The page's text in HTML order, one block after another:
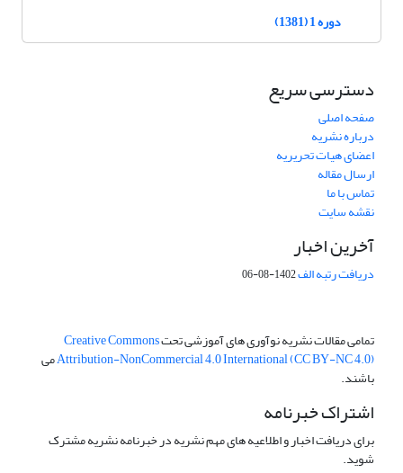
دوره 1 (1381)
دسترسی سریع
صفحه اصلی
درباره نشریه
اعضای هیات تحریریه
ارسال مقاله
تماس با ما
نقشه سایت
آخرین اخبار
دریافت رتبه الف1402-08-06
تمامی مقالات نشریه نوآوری های آموزشی تحتCreative Commons
Attribution-NonCommercial 4.0 International (CC BY-NC 4.0)می
باشند.
اشتراک خبرنامه
برای دریافت اخبار و اطلاعیه های مهم نشریه در خبرنامه نشریه مشترک
شوید.